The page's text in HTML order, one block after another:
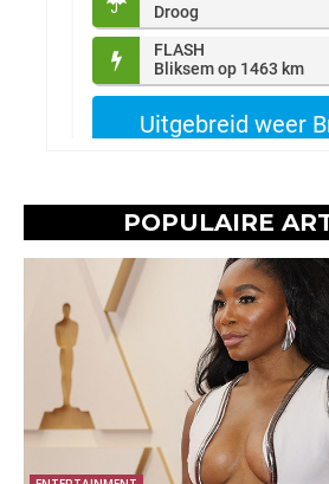
POPULAIRE